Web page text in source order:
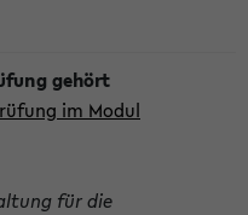
im Modul
für die